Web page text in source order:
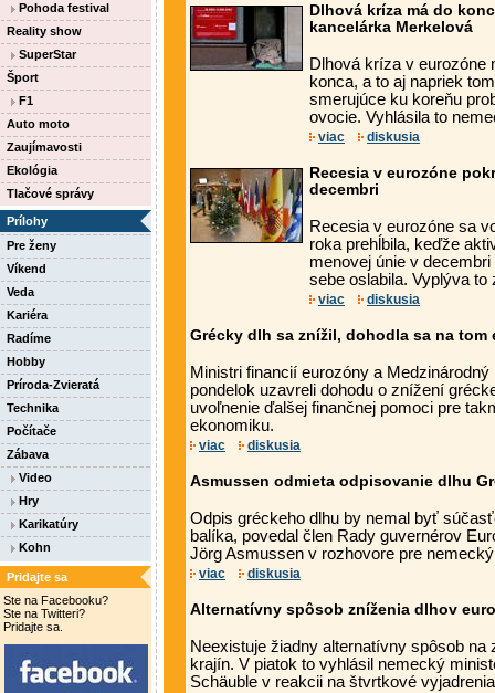
Pohoda festival
Reality show
SuperStar
Šport
F1
Auto moto
Zaujímavosti
Ekológia
Tlačové správy
Prílohy
Pre ženy
Víkend
Veda
Kariéra
Radíme
Hobby
Príroda-Zvieratá
Technika
Počítače
Zábava
Video
Hry
Karikatúry
Kohn
Pridajte sa
Ste na Facebooku?
Ste na Twitteri?
Pridajte sa.
Dlhová kríza má do
kancelárka Merkelová
Dlhová kríza v eurozóne
konca, a to aj napriek
smerujúce ku koreňu
ovocie. Vyhlásila to
viac diskusia
Recesia v eurozóne
decembri
Recesia v eurozóne sa
roka prehĺbila, keďže
menovej únie v
sebe oslabila. Vyplýva to
viac diskusia
Grécky dlh sa znížil, dohodla sa na tom
Ministri financií eurozóny a
pondelok uzavreli dohodu o znížení
uvoľnenie ďalšej finančnej pomoci pre
ekonomiku.
viac diskusia
Asmussen odmieta odpisovanie dlhu
Odpis gréckeho dlhu by nemal byť
balíka, povedal člen Rady guvernérov
Jörg Asmussen v rozhovore pre
viac diskusia
Alternatívny spôsob zníženia dlhov
Neexistuje žiadny alternatívny spôsob na
krajín. V piatok to vyhlásil nemecký
Schäuble v reakcii na štvrtkové